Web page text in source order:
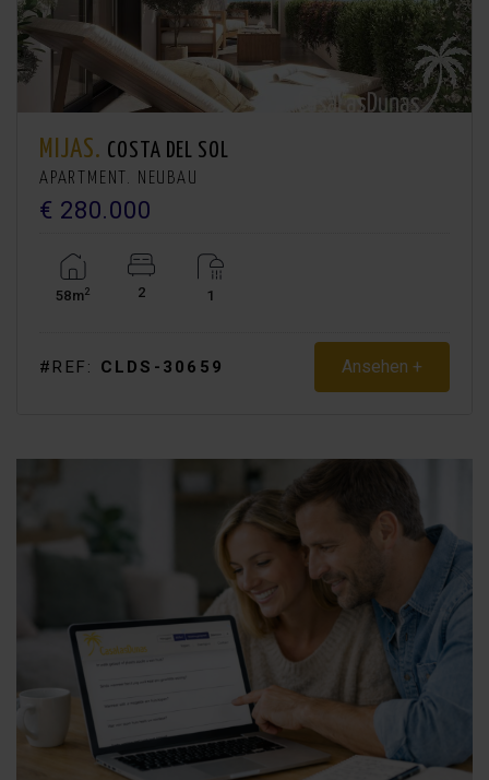
MIJAS. COSTA DEL SOL
APARTMENT. NEUBAU
€ 280.000
58m2 2 1
#REF: CLDS-30659 Ansehen +